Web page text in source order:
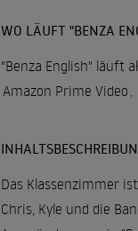
WO LÄUFT "BENZA
"Benza English" läuft
Amazon Prime Video
Das Klassenzimmer
Chris, Kyle und die